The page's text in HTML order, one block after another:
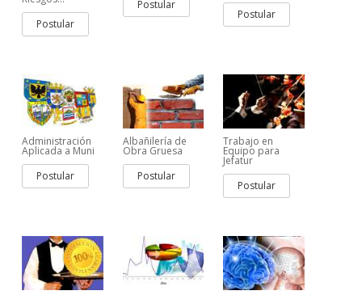
Postular
Postular
Postular
Administración
Aplicada a Muni
Postular
Albañilería de
Obra Gruesa
Postular
Trabajo en
Equipo para
Jefatur
Postular